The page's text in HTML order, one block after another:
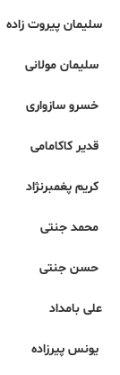
سلیمان پیروت زاده
سلیمان مولانی
خسرو سازواری
قدیر کاکامامی
کریم پغمبرنژاد
محمد جنتی
حسن جنتی
علی بامداد
یونس پیرزاده